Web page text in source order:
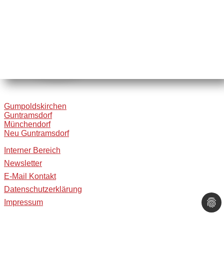
Gumpoldskirchen
Guntramsdorf
Münchendorf
Neu Guntramsdorf
Interner Bereich
Newsletter
E-Mail Kontakt
Datenschutzerklärung
Impressum